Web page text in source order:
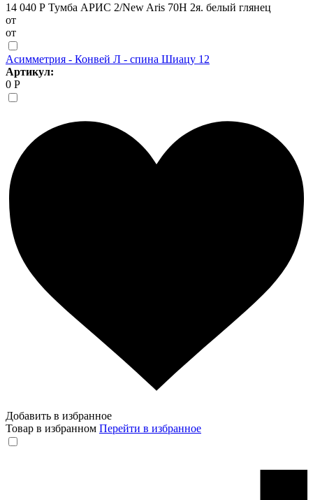
14 040 Р Тумба АРИС 2/New Aris 70Н 2я. белый глянец
от
от
Асимметрия - Конвей Л - спина Шиацу 12
Артикул:
0 Р
Добавить в избранное
Товар в избранном Перейти в избранное